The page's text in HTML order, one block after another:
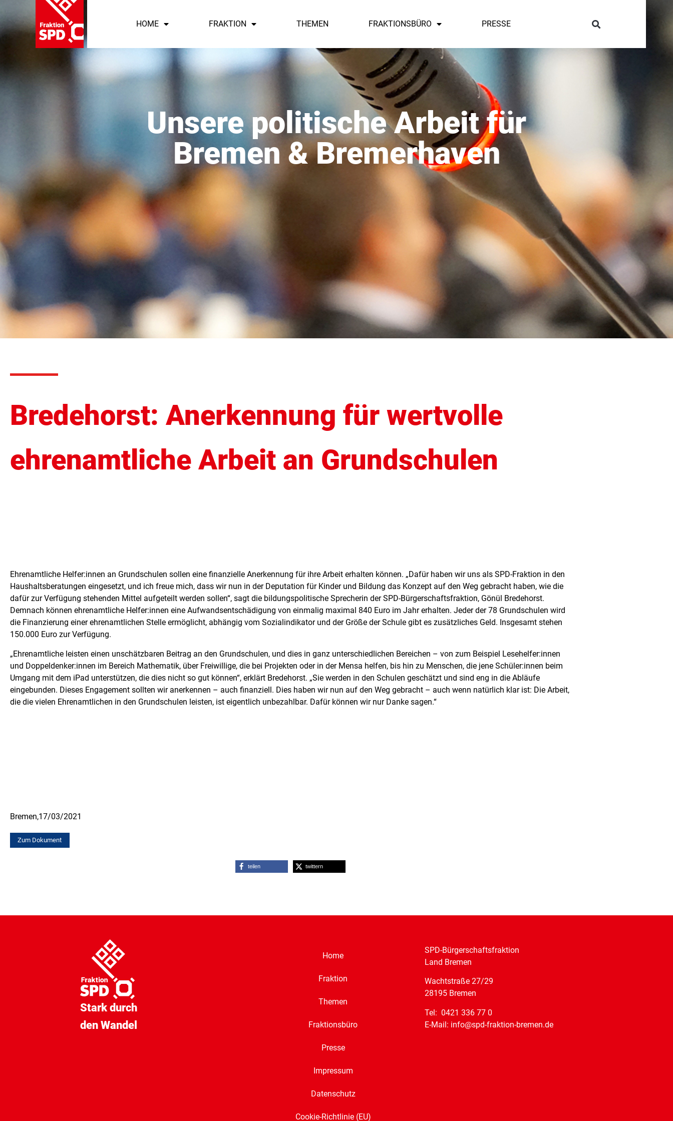
HOME FRAKTION THEMEN FRAKTIONSBÜRO PRESSE
Unsere politische Arbeit für
Bremen & Bremerhaven
Bredehorst: Anerkennung für wertvolle
ehrenamtliche Arbeit an Grundschulen
Ehrenamtliche Helfer:innen an Grundschulen sollen eine finanzielle Anerkennung für ihre Arbeit erhalten können. „Dafür haben wir uns als SPD-Fraktion in den
Haushaltsberatungen eingesetzt, und ich freue mich, dass wir nun in der Deputation für Kinder und Bildung das Konzept auf den Weg gebracht haben, wie die
dafür zur Verfügung stehenden Mittel aufgeteilt werden sollen“, sagt die bildungspolitische Sprecherin der SPD-Bürgerschaftsfraktion, Gönül Bredehorst.
Demnach können ehrenamtliche Helfer:innen eine Aufwandsentschädigung von einmalig maximal 840 Euro im Jahr erhalten. Jeder der 78 Grundschulen wird
die Finanzierung einer ehrenamtlichen Stelle ermöglicht, abhängig vom Sozialindikator und der Größe der Schule gibt es zusätzliches Geld. Insgesamt stehen
150.000 Euro zur Verfügung.
„Ehrenamtliche leisten einen unschätzbaren Beitrag an den Grundschulen, und dies in ganz unterschiedlichen Bereichen – von zum Beispiel Lesehelfer:innen
und Doppeldenker:innen im Bereich Mathematik, über Freiwillige, die bei Projekten oder in der Mensa helfen, bis hin zu Menschen, die jene Schüler:innen beim
Umgang mit dem iPad unterstützen, die dies nicht so gut können“, erklärt Bredehorst. „Sie werden in den Schulen geschätzt und sind eng in die Abläufe
eingebunden. Dieses Engagement sollten wir anerkennen – auch finanziell. Dies haben wir nun auf den Weg gebracht – auch wenn natürlich klar ist: Die Arbeit,
die die vielen Ehrenamtlichen in den Grundschulen leisten, ist eigentlich unbezahlbar. Dafür können wir nur Danke sagen.“
Bremen,17/03/2021
Zum Dokument
teilen twittern
Stark durch
den Wandel
Home
Fraktion
Themen
Fraktionsbüro
Presse
Impressum
Datenschutz
Cookie-Richtlinie (EU)
SPD-Bürgerschaftsfraktion
Land Bremen
Wachtstraße 27/29
28195 Bremen
Tel: 0421 336 77 0
E-Mail: info@spd-fraktion-bremen.de